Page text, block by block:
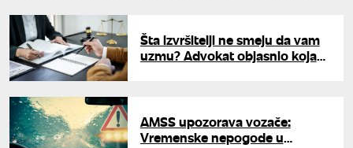
Šta izvršitelji ne smeju da vam
uzmu? Advokat objasnio koja
AMSS upozorava vozače:
Vremenske nepogode u